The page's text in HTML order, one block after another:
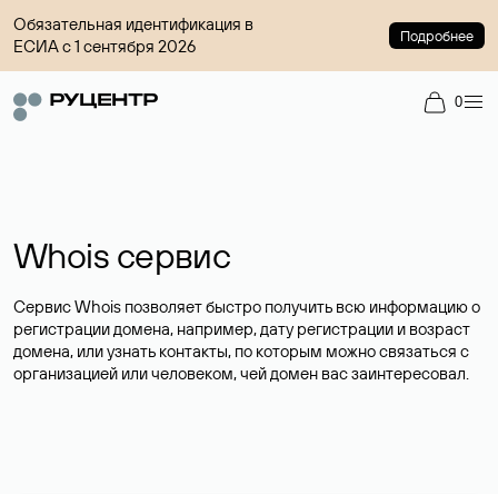
Обязательная идентификация в
ЕСИА с 1 сентября 2026
Подробнее
0
Whois сервис
Сервис Whois позволяет быстро получить всю информацию о
регистрации домена, например, дату регистрации и возраст
домена, или узнать контакты, по которым можно связаться с
организацией или человеком, чей домен вас заинтересовал.